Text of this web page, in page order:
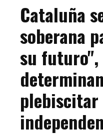
Cataluña
soberana
su futuro",
plebiscitar